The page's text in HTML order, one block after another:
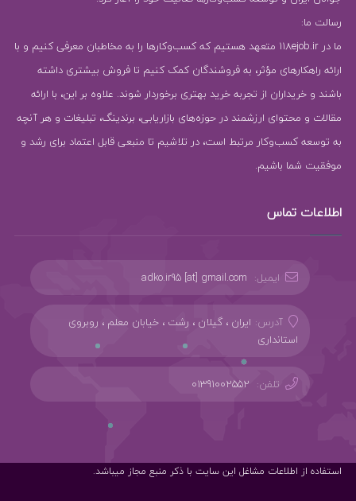
رسالت ما:
ما در 118ejob.ir متعهد هستیم که کسب‌وکارها را به مخاطبان معرفی کنیم و با
ارائه راهکارهای مؤثر، به فروشندگان کمک کنیم تا فروش بیشتری داشته
باشند و خریداران از تجربه خرید بهتری برخوردار شوند. علاوه بر این، با ارائه
مقالات و محتوای ارزشمند در حوزه‌های بازاریابی، برندینگ، تبلیغات و هر آنچه
به توسعه کسب‌وکار مرتبط است، در تلاشیم تا منبعی قابل اعتماد برای رشد و
موفقیت شما باشیم.
اطلاعات تماس
ایمیل: adko.ir95 [at] gmail.com
آدرس: ایران ، گیلان ، رشت ، خیابان معلم ، روبروی
استانداری
تلفن: 01391002552
استفاده از اطلاعات مشاغل این سایت با ذکر منبع مجاز میباشد.